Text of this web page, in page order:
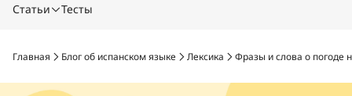
Статьи Тесты
Главная Блог об испанском языке Лексика Фразы и слова о погоде